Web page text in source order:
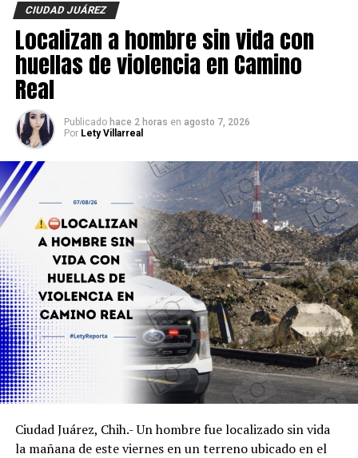
CIUDAD JUÁREZ
Localizan a hombre sin vida con
huellas de violencia en Camino
Real
Publicado hace 2 horas en agosto 7, 2026
Por Lety Villarreal
Ciudad Juárez, Chih.- Un hombre fue localizado sin vida
la mañana de este viernes en un terreno ubicado en el